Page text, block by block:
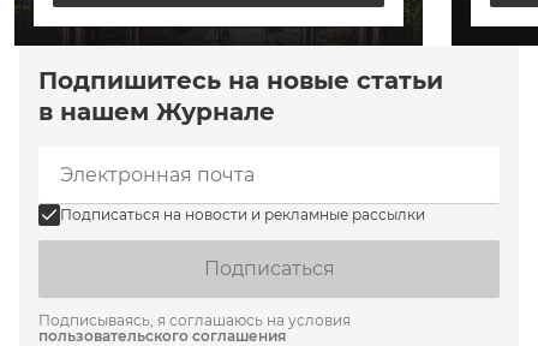
Подпишитесь на новые статьи
в нашем Журнале
Подписаться на новости и рекламные рассылки
Подписаться
Подписываясь, я соглашаюсь на условия
пользовательского соглашения